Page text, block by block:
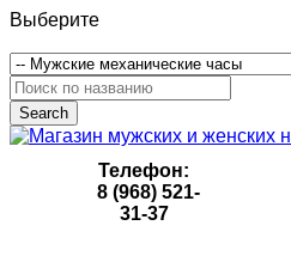
Выберите
Search
Телефон:
8 (968) 521-
31-37